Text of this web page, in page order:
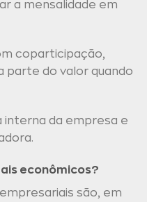
a mensalidade em
coparticipação,
parte do valor quando
interna da empresa e
econômicos?
são, em